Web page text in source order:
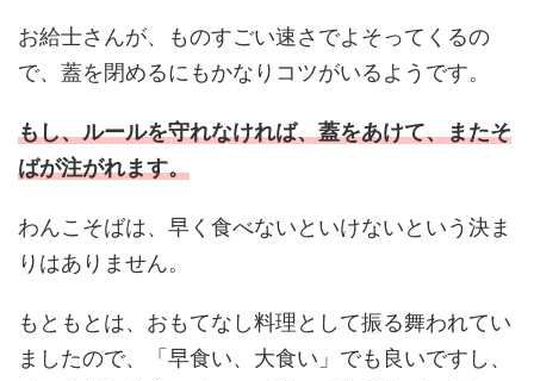
お給士さんが、ものすごい速さでよそってくるの
で、蓋を閉めるにもかなりコツがいるようです。
もし、ルールを守れなければ、蓋をあけて、またそ
ばが注がれます。
わんこそばは、早く食べないといけないという決ま
りはありません。
もともとは、おもてなし料理として振る舞われてい
ましたので、「早食い、大食い」でも良いですし、